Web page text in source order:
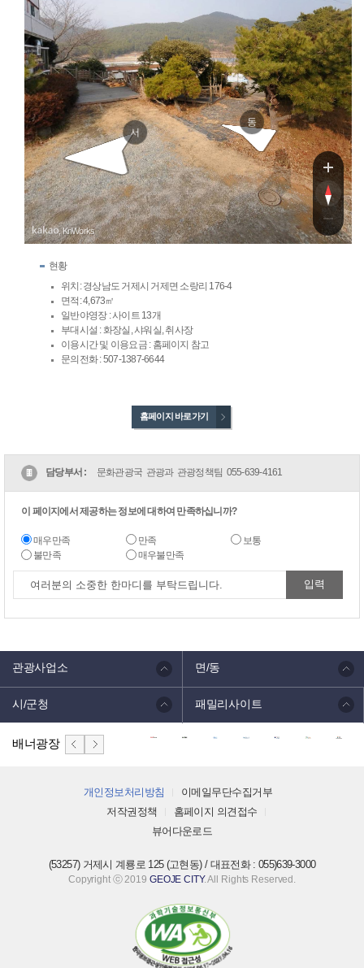
서
동
, KnWorks
현황
위치: 경상남도 거제시 거제면 소랑리 176-4
면적: 4,673㎡
일반야영장 : 사이트 13개
부대시설 : 화장실, 샤워실, 취사장
이용시간 및 이용요금 : 홈페이지 참고
문의전화 : 507-1387-6644
홈페이지 바로가기
담당부서 : 문화관광국 관광과 관광정책팀 055-639-4161
이 페이지에서 제공하는 정보에 대하여 만족하십니까?
매우만족 만족
보통
불만족
매우불만족
관광사업소 면/동
시/군청 패밀리사이트
배너광장
개인정보처리방침
이메일무단수집거부
저작권정책
홈페이지 의견접수
뷰어다운로드
(53257) 거제시 계룡로 125 (고현동) / 대표전화 : 055)639-3000
Copyright ⓒ 2019 GEOJE CITY. All Rights Reserved.